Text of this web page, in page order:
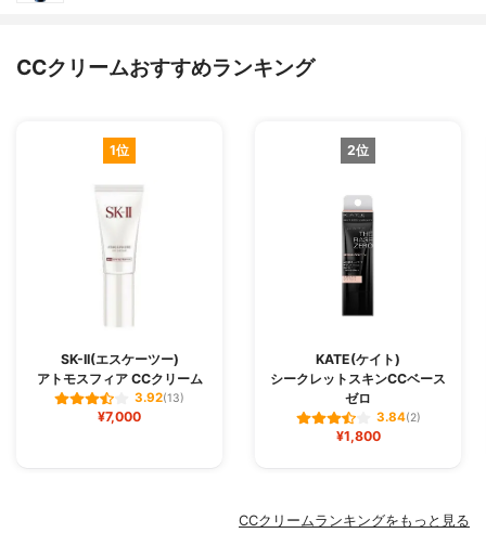
CCクリームおすすめランキング
1位
SK-II(エスケーツー)
アトモスフィア CCクリーム
3.92(13)
¥7,000
2位
KATE(ケイト)
シークレットスキンCCベース
ゼロ
3.84(2)
¥1,800
CCクリームランキングをもっと見る